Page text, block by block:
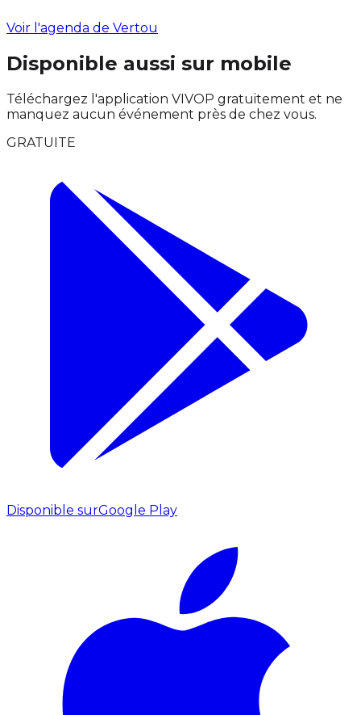
Voir l'agenda de Vertou
Disponible aussi sur mobile
Téléchargez l'application VIVOP gratuitement et ne
manquez aucun événement près de chez vous.
GRATUITE
Disponible surGoogle Play